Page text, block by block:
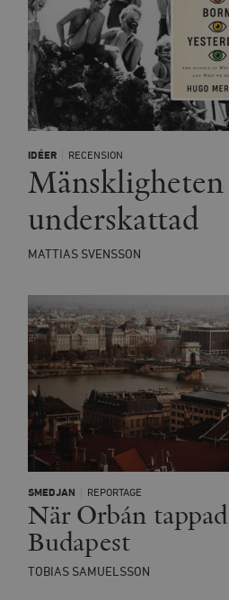
IDÉER RECENSION
underskattad
MATTIAS SVENSSON
SMEDJAN REPORTAGE
När Orbán
Budapest
TOBIAS SAMUELSSON